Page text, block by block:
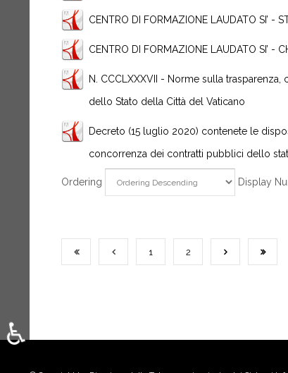
CENTRO DI FORMAZIONE LAUDATO SI’ -
CENTRO DI FORMAZIONE LAUDATO SI’ -
N. CCCLXXXVII - Norme sulla
dello Stato della Città del Vaticano
Decreto (15 luglio 2020) contenete le
concorrenza dei contratti pubblici dello
Ordering Display
1 2